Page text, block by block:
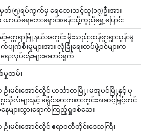
မှတ်(၅)ရပ်ကွက်မှ ရေဘေးသင့်သူ(၁၇)ဦးအား
ယီရေဘေးရှောင်စခန်းသို့ကူညီရွှေ့ပြောင်း
တ္တရာမြို့နယ်အတွင်း မိုးသည်းထန်စွာရွာသွန်းမှု
က်ပျက်စီးမှုများအား လုံခြုံရေးတပ်ဖွဲ့ဝင်များက
ပ်ငန်းများဆောင်ရွက်
မှုထမ်း
းမင်းအောင်လှိုင် ဟင်္သာတမြို့၊ မအူပင်မြို့နှင့် ပု
လ်များနှင့် ခရိုင်အားကစားကွင်းအဆင့်မြှင့်တင်
များသွားရောက်ကြည့်ရှုစစ်ဆေး
ဦးမင်းအောင်လှိုင် ဧရာဝတီတိုင်းဒေသကြီး